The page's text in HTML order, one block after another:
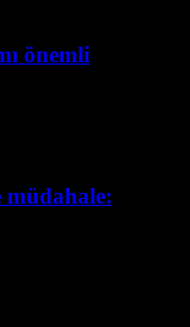
önemli
müdahale: